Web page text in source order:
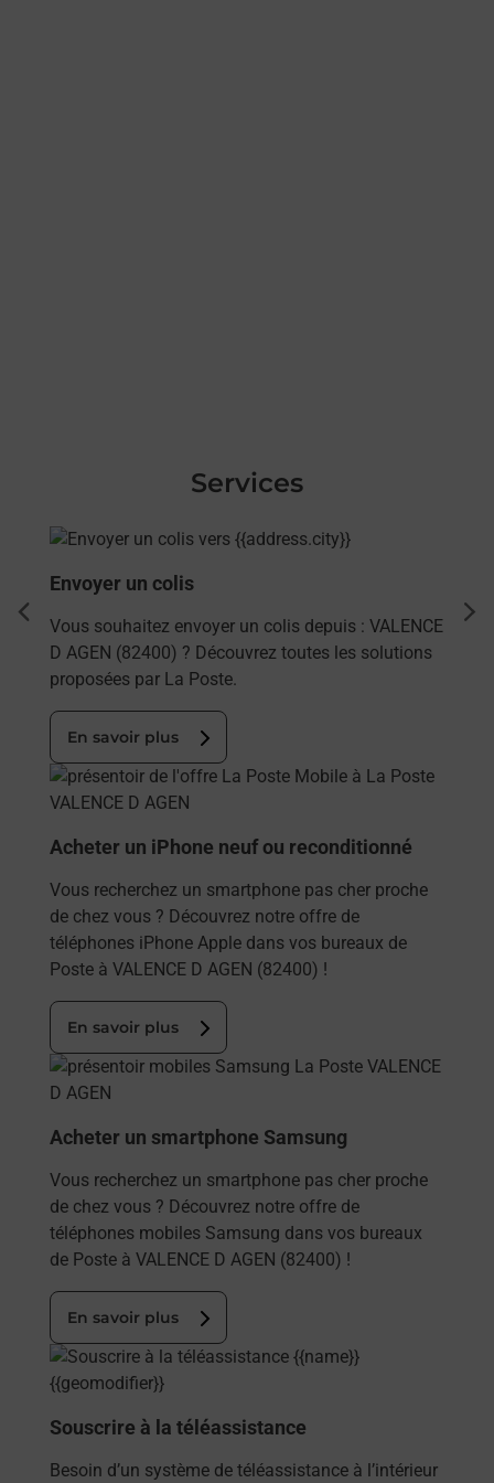
Services
En savoir plus
Envoyer un colis
Vous souhaitez envoyer un colis depuis : VALENCE
D AGEN (82400) ? Découvrez toutes les solutions
proposées par La Poste.
En savoir plus
En savoir plus
Acheter un iPhone neuf ou reconditionné
Vous recherchez un smartphone pas cher proche
de chez vous ? Découvrez notre offre de
téléphones iPhone Apple dans vos bureaux de
Poste à VALENCE D AGEN (82400) !
En savoir plus
En savoir plus
Acheter un smartphone Samsung
Vous recherchez un smartphone pas cher proche
de chez vous ? Découvrez notre offre de
téléphones mobiles Samsung dans vos bureaux
de Poste à VALENCE D AGEN (82400) !
En savoir plus
En savoir plus
Souscrire à la téléassistance
Besoin d’un système de téléassistance à l’intérieur